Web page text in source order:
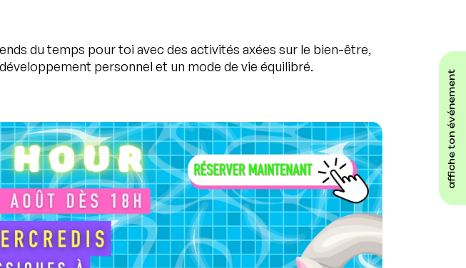
affiche ton événement
du temps pour toi avec des activités axées sur le bien-être,
personnel et un mode de vie équilibré.